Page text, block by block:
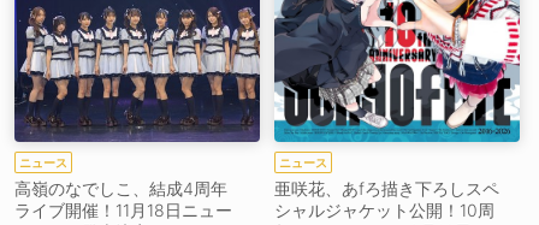
ニュース
高嶺のなでしこ、結成4周年
ライブ開催！11月18日ニュー
ニュース
亜咲花、あfろ描き下ろしスペ
シャルジャケット公開！10周